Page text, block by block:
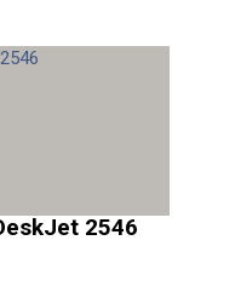
2546